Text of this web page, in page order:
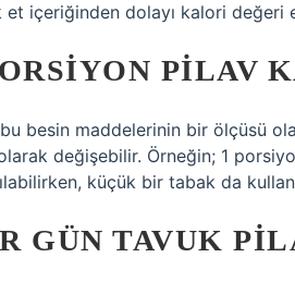
et içeriğinden dolayı kalori değeri
PILAV
besin maddelerinin bir ölçüsü
değişebilir. Örneğin; 1
küçük bir tabak da
GÜN TAVUK